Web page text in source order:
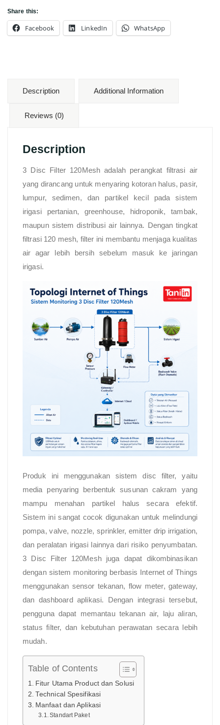
Share this:
Facebook LinkedIn WhatsApp
Description Additional Information
Reviews (0)
Description
3 Disc Filter 120Mesh adalah perangkat filtrasi air
yang dirancang untuk menyaring kotoran halus, pasir,
lumpur, sedimen, dan partikel kecil pada sistem
irigasi pertanian, greenhouse, hidroponik, tambak,
maupun sistem distribusi air lainnya. Dengan tingkat
filtrasi 120 mesh, filter ini membantu menjaga kualitas
air agar lebih bersih sebelum masuk ke jaringan
irigasi.
Produk ini menggunakan sistem disc filter, yaitu
media penyaring berbentuk susunan cakram yang
mampu menahan partikel halus secara efektif.
Sistem ini sangat cocok digunakan untuk melindungi
pompa, valve, nozzle, sprinkler, emitter drip irrigation,
dan peralatan irigasi lainnya dari risiko penyumbatan.
3 Disc Filter 120Mesh juga dapat dikombinasikan
dengan sistem monitoring berbasis Internet of Things
menggunakan sensor tekanan, flow meter, gateway,
dan dashboard aplikasi. Dengan integrasi tersebut,
pengguna dapat memantau tekanan air, laju aliran,
status filter, dan kebutuhan perawatan secara lebih
mudah.
Table of Contents
Fitur Utama Product dan Solusi
Technical Spesifikasi
Manfaat dan Aplikasi
Standart Paket